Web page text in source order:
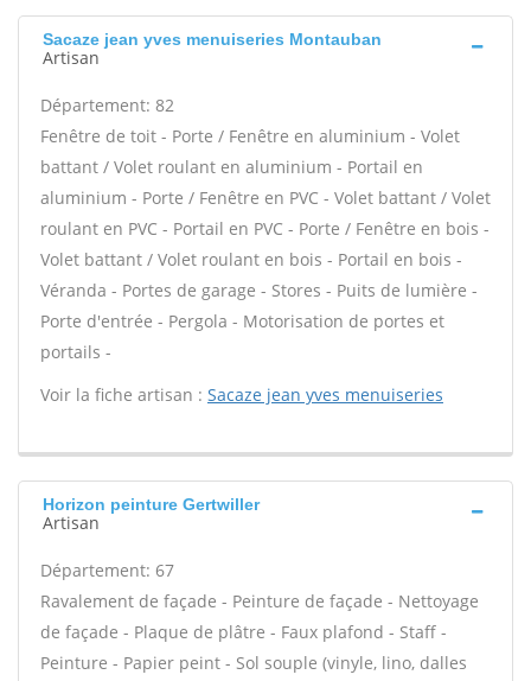
Sacaze jean yves menuiseries Montauban
Artisan
Département: 82
Fenêtre de toit - Porte / Fenêtre en aluminium - Volet
battant / Volet roulant en aluminium - Portail en
aluminium - Porte / Fenêtre en PVC - Volet battant / Volet
roulant en PVC - Portail en PVC - Porte / Fenêtre en bois -
Volet battant / Volet roulant en bois - Portail en bois -
Véranda - Portes de garage - Stores - Puits de lumière -
Porte d'entrée - Pergola - Motorisation de portes et
portails -
Voir la fiche artisan : Sacaze jean yves menuiseries
Horizon peinture Gertwiller
Artisan
Département: 67
Ravalement de façade - Peinture de façade - Nettoyage
de façade - Plaque de plâtre - Faux plafond - Staff -
Peinture - Papier peint - Sol souple (vinyle, lino, dalles